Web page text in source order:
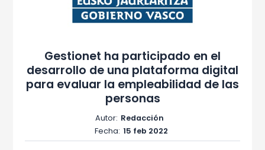
Gestionet ha participado en el
desarrollo de una plataforma digital
para evaluar la empleabilidad de las
personas
Autor: Redacción
Fecha: 15 feb 2022